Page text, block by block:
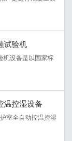
试验机
机设备是以国家标
温控湿设备
室全自动控温控湿